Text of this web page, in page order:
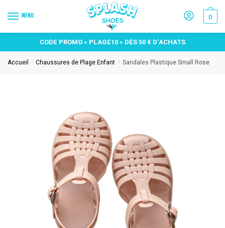
MENU 0
CODE PROMO « PLAGE10 » DÈS 50 € D’ACHATS
Accueil / Chaussures de Plage Enfant / Sandales Plastique Small Rose